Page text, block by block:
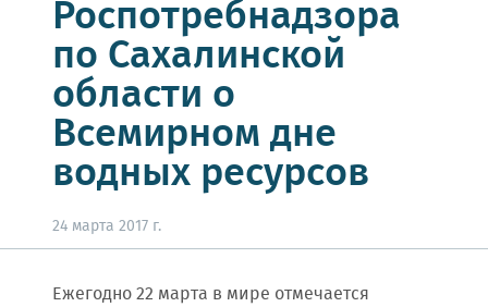
Роспотребнадзора
по Сахалинской
области о
Всемирном дне
водных ресурсов
24 марта 2017 г.
Ежегодно 22 марта в мире отмечается